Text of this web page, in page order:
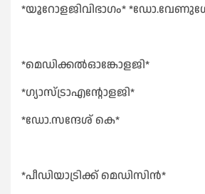
*യൂറോളജിവിഭാഗം*
*മെഡിക്കൽഓങ്കോളജി*
*ഗ്യാസ്ട്രാഎന്റോളജി*
*ഡോ.സന്ദേശ് കെ*
*പീഡിയാട്രിക്ക് മെഡിസിൻ*